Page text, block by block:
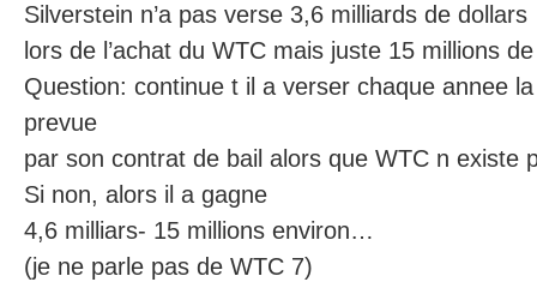
Silverstein n’a pas verse 3,6 milliards de dollars
lors de l’achat du WTC mais juste 15 millions
Question: continue t il a verser chaque annee
prevue
par son contrat de bail alors que WTC n existe
Si non, alors il a gagne
4,6 milliars- 15 millions environ…
(je ne parle pas de WTC 7)